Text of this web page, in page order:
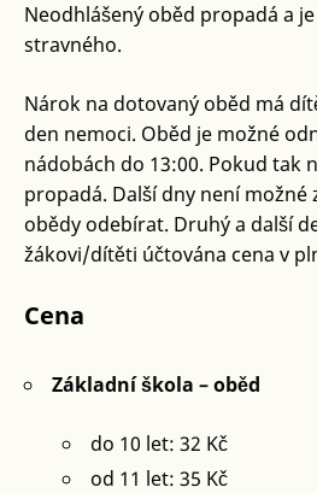
Neodhlášený oběd propadá a
stravného.
Nárok na dotovaný oběd má
den nemoci. Oběd je možné
nádobách do 13:00. Pokud tak
propadá. Další dny není možné
obědy odebírat. Druhý a další
žákovi/dítěti účtována cena v
Cena
Základní škola – oběd
do 10 let: 32 Kč
od 11 let: 35 Kč